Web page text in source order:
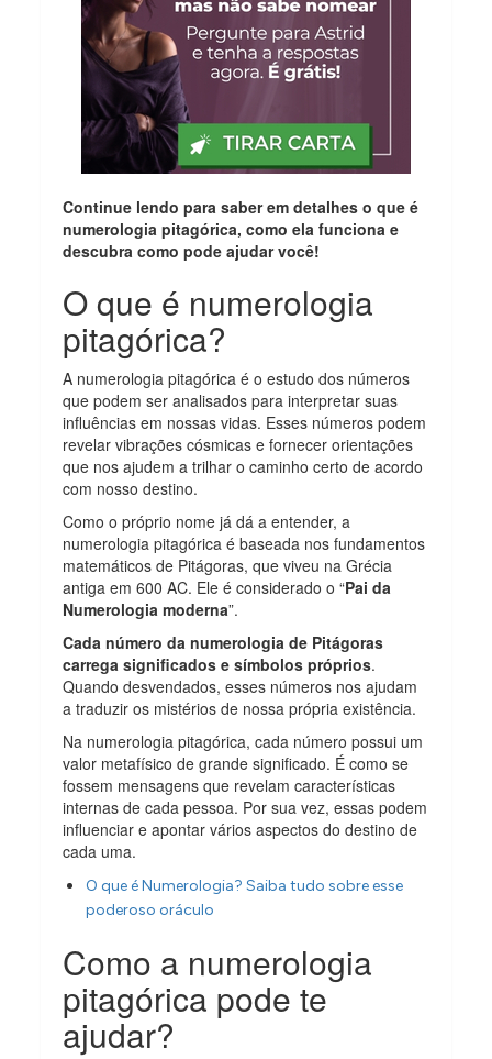
Continue lendo para saber em detalhes o que é
numerologia pitagórica, como ela funciona e
descubra como pode ajudar você!
O que é numerologia
pitagórica?
A numerologia pitagórica é o estudo dos números
que podem ser analisados para interpretar suas
influências em nossas vidas. Esses números podem
revelar vibrações cósmicas e fornecer orientações
que nos ajudem a trilhar o caminho certo de acordo
com nosso destino.
Como o próprio nome já dá a entender, a
numerologia pitagórica é baseada nos fundamentos
matemáticos de Pitágoras, que viveu na Grécia
antiga em 600 AC. Ele é considerado o “Pai da
Numerologia moderna”.
Cada número da numerologia de Pitágoras
carrega significados e símbolos próprios.
Quando desvendados, esses números nos ajudam
a traduzir os mistérios de nossa própria existência.
Na numerologia pitagórica, cada número possui um
valor metafísico de grande significado. É como se
fossem mensagens que revelam características
internas de cada pessoa. Por sua vez, essas podem
influenciar e apontar vários aspectos do destino de
cada uma.
O que é Numerologia? Saiba tudo sobre esse
poderoso oráculo
Como a numerologia
pitagórica pode te
ajudar?